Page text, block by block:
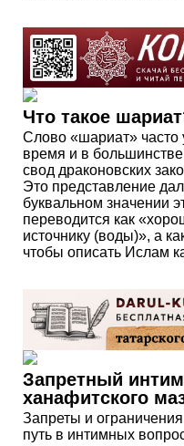
Что такое
Слово «шариат» часто
время и в
свод драконовских
Это представление
буквальном значении
переводится как
источнику (воды)», а
чтобы описать Ислам
Запретный
ханафитского
Запреты и
путь в интимных